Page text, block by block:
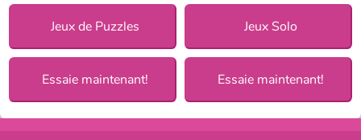
Jeux de Puzzles Jeux Solo
Essaie maintenant! Essaie maintenant!